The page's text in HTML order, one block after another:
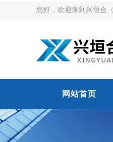
您好，欢迎来到兴垣合
网站首页